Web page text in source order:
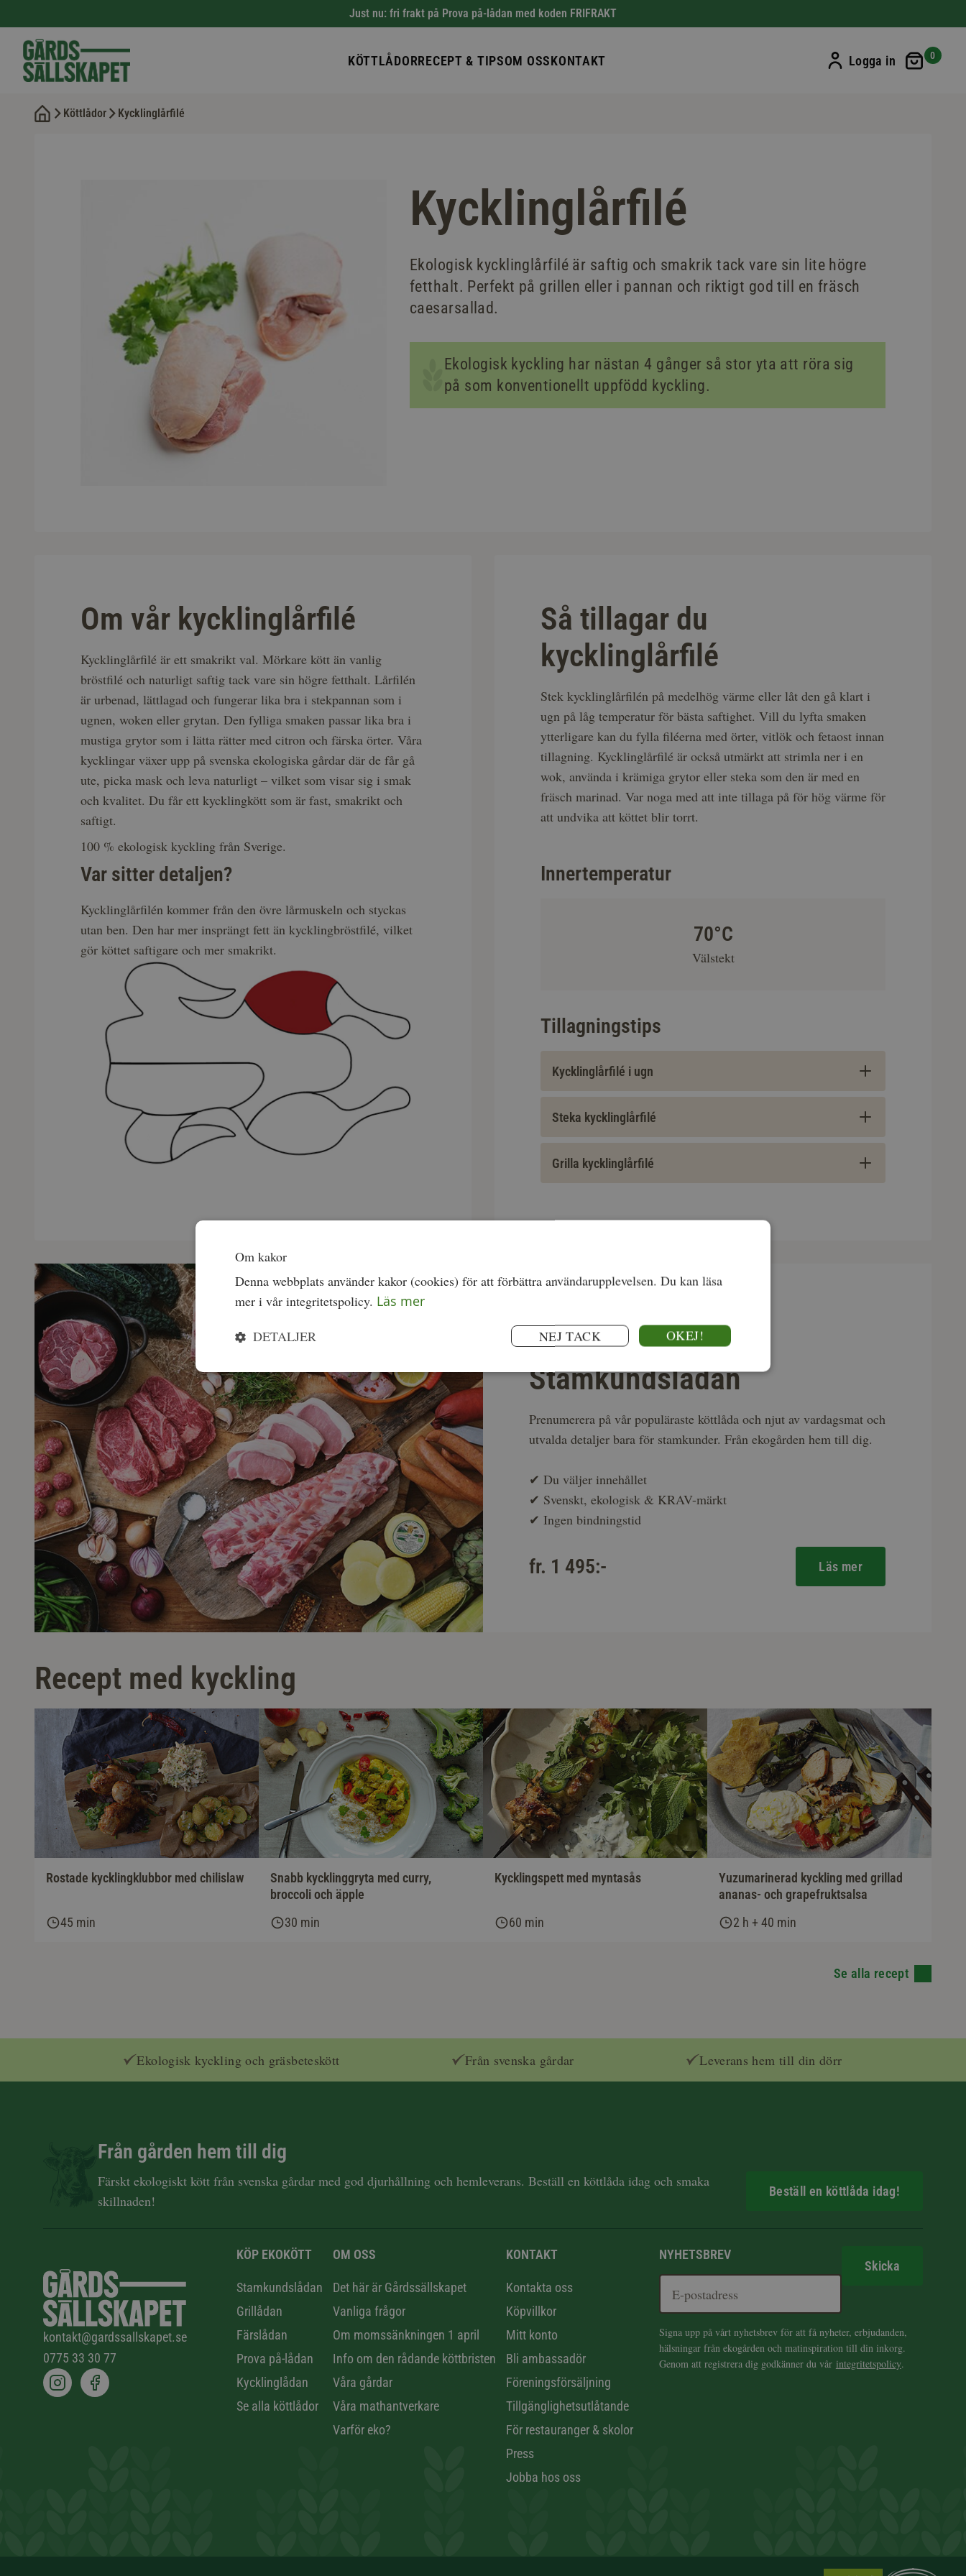
Just nu: fri frakt på Prova på-lådan med koden FRIFRAKT
KÖTTLÅDORRECEPT & TIPSOM OSSKONTAKT Logga in Min
0
Köttlådor Kycklinglårfilé
Kycklinglårfilé
Ekologisk kycklinglårfilé är saftig och smakrik tack vare sin lite högre
fetthalt. Perfekt på grillen eller i pannan och riktigt god till en fräsch
caesarsallad.
Ekologisk kyckling har nästan 4 gånger så stor yta att röra sig
på som konventionellt uppfödd kyckling.
Om vår kycklinglårfilé
Kycklinglårfilé är ett smakrikt val. Mörkare kött än vanlig
bröstfilé och naturligt saftig tack vare sin högre fetthalt. Lårfilén
är urbenad, lättlagad och fungerar lika bra i stekpannan som i
ugnen, woken eller grytan. Den fylliga smaken passar lika bra i
mustiga grytor som i lätta rätter med citron och färska örter. Våra
kycklingar växer upp på svenska ekologiska gårdar där de får gå
ute, picka mask och leva naturligt – vilket som visar sig i smak
och kvalitet. Du får ett kycklingkött som är fast, smakrikt och
saftigt.
100 % ekologisk kyckling från Sverige.
Var sitter detaljen?
Kycklinglårfilén kommer från den övre lårmuskeln och styckas
utan ben. Den har mer insprängt fett än kycklingbröstfilé, vilket
gör köttet saftigare och mer smakrikt.
Så tillagar du
kycklinglårfilé
Stek kycklinglårfilén på medelhög värme eller låt den gå klart i
ugn på låg temperatur för bästa saftighet. Vill du lyfta smaken
ytterligare kan du fylla filéerna med örter, vitlök och fetaost innan
tillagning. Kycklinglårfilé är också utmärkt att strimla ner i en
wok, använda i krämiga grytor eller steka som den är med en
fräsch marinad. Var noga med att inte tillaga på för hög värme för
att undvika att köttet blir torrt.
Innertemperatur
70°C
Välstekt
Tillagningstips
Kycklinglårfilé i ugn
Steka kycklinglårfilé
Grilla kycklinglårfilé
Du väljer fritt
Stamkundslådan
Prenumerera på vår populäraste köttlåda och njut av vardagsmat och
utvalda detaljer bara för stamkunder. Från ekogården hem till dig.
✔ Du väljer innehållet
✔ Svenskt, ekologisk & KRAV-märkt
✔ Ingen bindningstid
fr. 1 495:- Läs mer
Recept med kyckling
Rostade kycklingklubbor med chilislaw
45 min
Snabb kycklinggryta med curry,
broccoli och äpple
30 min
Kycklingspett med myntasås
60 min
Yuzumarinerad kyckling med grillad
ananas- och grapefruktsalsa
2 h + 40 min
Se alla recept
Ekologisk kyckling och gräsbeteskött Från svenska gårdar Leverans hem till din dörr
Från gården hem till dig
Färskt ekologiskt kött från svenska gårdar med god djurhållning och hemleverans. Beställ en köttlåda idag och smaka
skillnaden!
Beställ en köttlåda idag!
kontakt@gardssallskapet.se
0775 33 30 77
KÖP EKOKÖTT
Stamkundslådan
Grillådan
Färslådan
Prova på-lådan
Kycklinglådan
Se alla köttlådor
OM OSS
Det här är Gårdssällskapet
Vanliga frågor
Om momssänkningen 1 april
Info om den rådande köttbristen
Våra gårdar
Våra mathantverkare
Varför eko?
KONTAKT
Kontakta oss
Köpvillkor
Mitt konto
Bli ambassadör
Föreningsförsäljning
Tillgänglighetsutlåtande
För restauranger & skolor
Press
Jobba hos oss
NYHETSBREV
Skicka
Signa upp på vårt nyhetsbrev för att få nyheter, erbjudanden,
hälsningar från ekogården och matinspiration till din inkorg.
Genom att registrera dig godkänner du vår integritetspolicy.
Om kakor
Denna webbplats använder kakor (cookies) för att förbättra användarupplevelsen. Du kan läsa
mer i vår integritetspolicy. Läs mer
OKEJ!
NEJ TACK
DETALJER